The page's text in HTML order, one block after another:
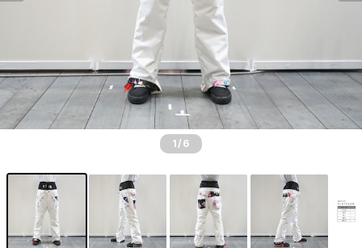
1 /6